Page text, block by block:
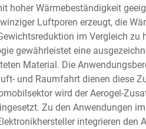
hoher Wärmebeständigkeit
Luftporen erzeugt, die
im Vergleich
gewährleistet eine
Material. Die
und Raumfahrt dienen diese
wird der Aerogel-
Zu den Anwendungen
integrieren den